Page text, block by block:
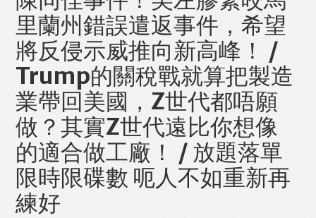
里蘭州錯誤遣返事件，希望
將反侵示威推向新高峰！ /
Trump的關稅戰就算把製造
業帶回美國，Z世代都唔願
做？其實Z世代遠比你想像
的適合做工廠！ / 放題落單
限時限碟數 呃人不如重新再
練好